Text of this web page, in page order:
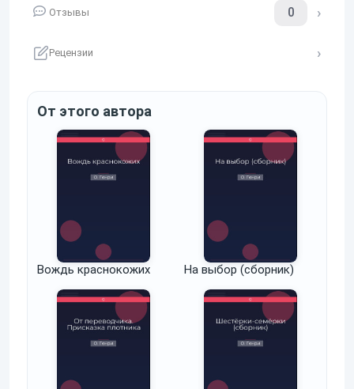
Отзывы 0
Рецензии
От этого автора
Вождь краснокожих На выбор (сборник)